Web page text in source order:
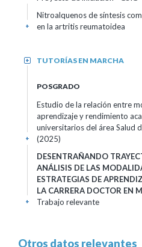
Nitroalquenos de síntesis
en la artritis reumatoidea
+
TUTORÍAS EN MARCHA
+
POSGRADO
Estudio de la relación entre
aprendizaje y rendimiento
universitarios del área Salud
(2025)
+
DESENTRAÑANDO
ANÁLISIS DE LAS
ESTRATEGIAS DE
LA CARRERA DOCTOR EN
Trabajo relevante
+
Otros datos relevantes